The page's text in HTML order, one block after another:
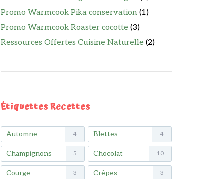
Promo Warmcook Pika conservation (1)
Promo Warmcook Roaster cocotte (3)
Ressources Offertes Cuisine Naturelle (2)
Étiquettes Recettes
Automne 4 Blettes 4
Champignons 5 Chocolat 10
Courge 3 Crêpes 3